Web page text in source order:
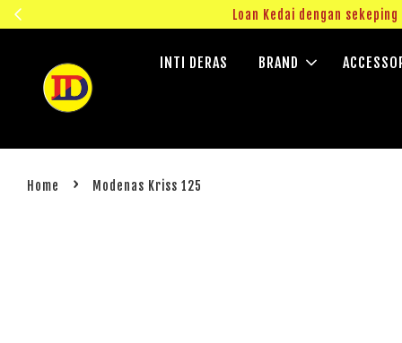
Loan Kedai dengan sekeping
INTI DERAS BRAND
Home › Modenas Kriss 125